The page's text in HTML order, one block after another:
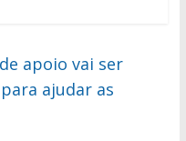
apoio vai ser
ajudar as